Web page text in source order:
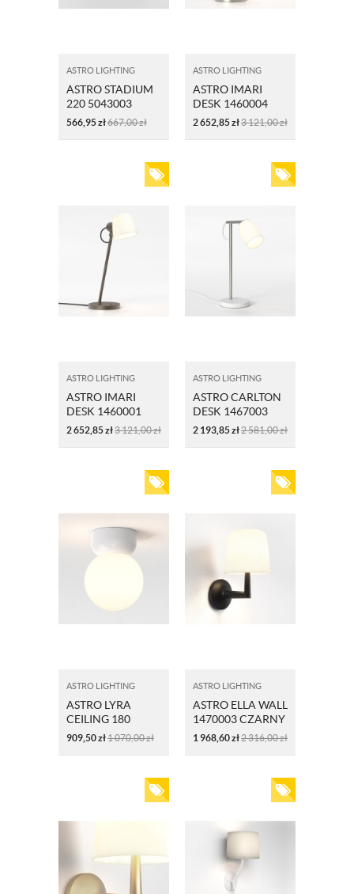
ASTRO LIGHTING
ASTRO STADIUM
220 5043003
ABAŻUR SZARO-
566,95zł667,00zł
ASTRO LIGHTING
ASTRO IMARI
DESK 1460004
MATOWY NIKIEL
2 652,85zł3 121,00zł
ASTRO LIGHTING
ASTRO IMARI
DESK 1460001
BRĄZOWY
2 652,85zł3 121,00zł
ASTRO LIGHTING
ASTRO CARLTON
DESK 1467003
2 193,85zł2 581,00zł
ASTRO LIGHTING
ASTRO LYRA
CEILING 180
1472004
909,50zł1 070,00zł
ASTRO LIGHTING
ASTRO ELLA WALL
1470003 CZARNY
1 968,60zł2 316,00zł